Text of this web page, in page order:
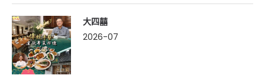
大四囍
2026-07